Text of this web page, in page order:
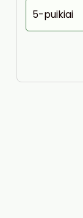
5-puikiai